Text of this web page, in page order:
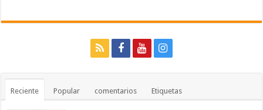
Reciente Popular comentarios Etiquetas